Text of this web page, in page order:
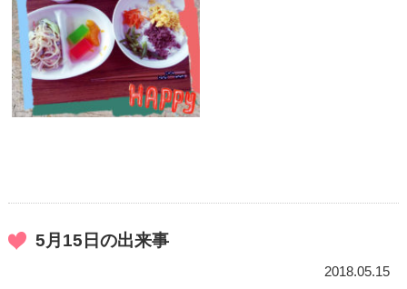
5月15日の出来事
2018.05.15